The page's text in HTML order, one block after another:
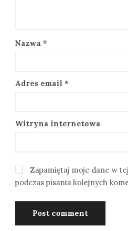
Nazwa *
Adres email *
Witryna internetowa
Zapamiętaj moje dane w
podczas pisania kolejnych